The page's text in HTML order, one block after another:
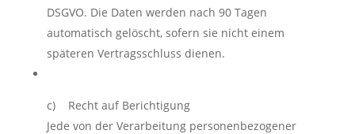
DSGVO. Die Daten werden nach 90 Tagen
automatisch gelöscht, sofern sie nicht einem
späteren Vertragsschluss dienen.
c) Recht auf Berichtigung
Jede von der Verarbeitung personenbezogener